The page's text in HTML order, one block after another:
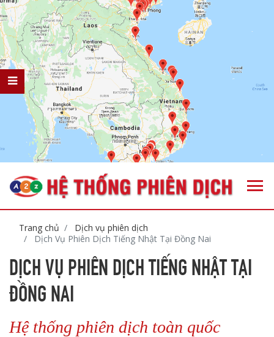
Trang chủ
Dịch vụ phiên dịch
Dịch Vụ Phiên Dịch Tiếng Nhật Tại Đồng Nai
DỊCH VỤ PHIÊN DỊCH TIẾNG NHẬT TẠI
ĐỒNG NAI
Hệ thống phiên dịch toàn quốc